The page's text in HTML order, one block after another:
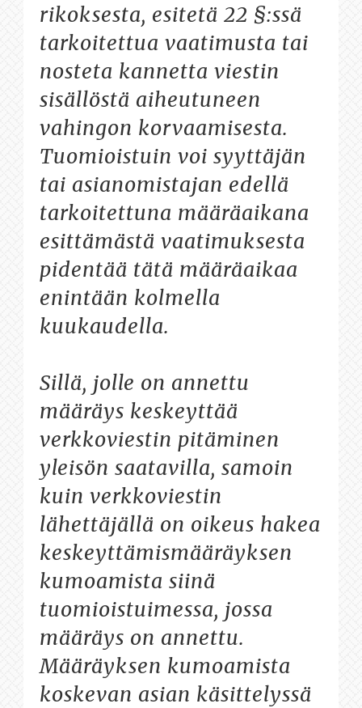
rikoksesta, esitetä 22 §:ssä
tarkoitettua vaatimusta tai
nosteta kannetta viestin
sisällöstä aiheutuneen
vahingon korvaamisesta.
Tuomioistuin voi syyttäjän
tai asianomistajan edellä
tarkoitettuna määräaikana
esittämästä vaatimuksesta
pidentää tätä määräaikaa
enintään kolmella
kuukaudella.
Sillä, jolle on annettu
määräys keskeyttää
verkkoviestin pitäminen
yleisön saatavilla, samoin
kuin verkkoviestin
lähettäjällä on oikeus hakea
keskeyttämismääräyksen
kumoamista siinä
tuomioistuimessa, jossa
määräys on annettu.
Määräyksen kumoamista
koskevan asian käsittelyssä